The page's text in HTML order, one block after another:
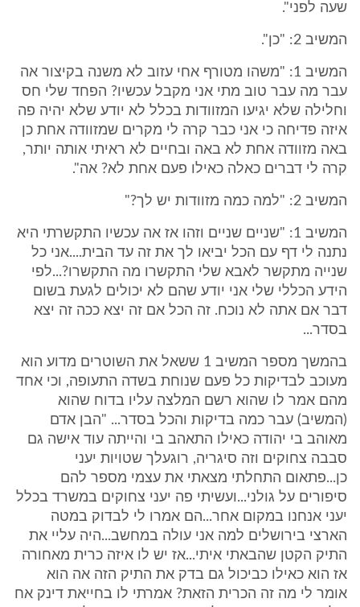
שעה לפני".
המשיב 2: "כן".
המשיב 1: "משהו מטורף אחי עזוב לא משנה בקיצור אה
עבר מה עבר טוב מתי אני מקבל עכשיו? הפחד שלי חס
וחלילה שלא יגיעו המזוודות בכלל לא יודע שלא יהיה פה
איזה פדיחה כי אני כבר קרה לי מקרים שמזוודה אחת כן
באה מזוודה אחת לא באה ובחיים לא ראיתי אותה יותר,
קרה לי דברים כאלה כאילו פעם אחת לא? אה".
המשיב 2: "למה כמה מזוודות יש לך?"
המשיב 1: "שניים שניים וזהו אז אה עכשיו התקשרתי היא
נתנה לי דף עם הכל יביאו לך את זה עד הבית....אני כל
שנייה מתקשר לאבא שלי התקשרו מה התקשרו?...לפי
הידע הכללי שלי אני יודע שהם לא יכולים לגעת בשום
דבר אם אתה לא נוכח. זה הכל אם זה יצא ככה זה יצא
בסדר...
בהמשך מספר המשיב 1 ששאל את השוטרים מדוע הוא
מעוכב לבדיקות כל פעם שנוחת בשדה התעופה, וכי אחד
מהם אמר לו שהוא רשם המלצה עליו בדוח שהוא
(המשיב) עבר כמה בדיקות והכל בסדר... "הבן אדם
מאוהב בי יהודה כאילו התאהב בי והייתה עוד אישה גם
סבבה צחוקים וזה סיגריה, רוגעלך שטויות יעני
כן...פתאום התחלתי מצאתי את עצמי מספר להם
סיפורים על גולני...ועשיתי פה יעני צחוקים במשרד בכלל
יעני אנחנו במקום אחר...הם אמרו לי לבדוק במטה
הארצי בירושלים למה אני עולה במחשב...היה עליי את
התיק הקטן שהבאתי איתי...אז יש לו איזה כרית מאחורה
אז הוא כאילו כביכול גם בדק את התיק הזה אה הוא
אומר לי מה זה הכרית הזאת? אמרתי לו בחייאת דינק אח